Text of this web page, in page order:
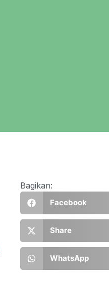
Bagikan:
Facebook
Share
WhatsApp